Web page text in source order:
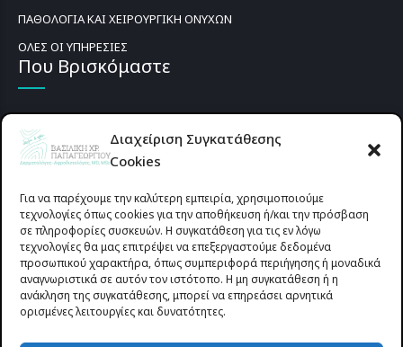
Διαχείριση Συγκατάθεσης
Cookies
Για να παρέχουμε την καλύτερη εμπειρία, χρησιμοποιούμε
τεχνολογίες όπως cookies για την αποθήκευση ή/και την πρόσβαση
σε πληροφορίες συσκευών. Η συγκατάθεση για τις εν λόγω
τεχνολογίες θα μας επιτρέψει να επεξεργαστούμε δεδομένα
προσωπικού χαρακτήρα, όπως συμπεριφορά περιήγησης ή μοναδικά
αναγνωριστικά σε αυτόν τον ιστότοπο. Η μη συγκατάθεση ή η
ανάκληση της συγκατάθεσης, μπορεί να επηρεάσει αρνητικά
ορισμένες λειτουργίες και δυνατότητες.
ΠΑΘΟΛΟΓΙΑ ΚΑΙ ΧΕΙΡΟΥΡΓΙΚΗ ΟΝΥΧΩΝ
ΟΛΕΣ ΟΙ ΥΠΗΡΕΣΙΕΣ
Που Βρισκόμαστε